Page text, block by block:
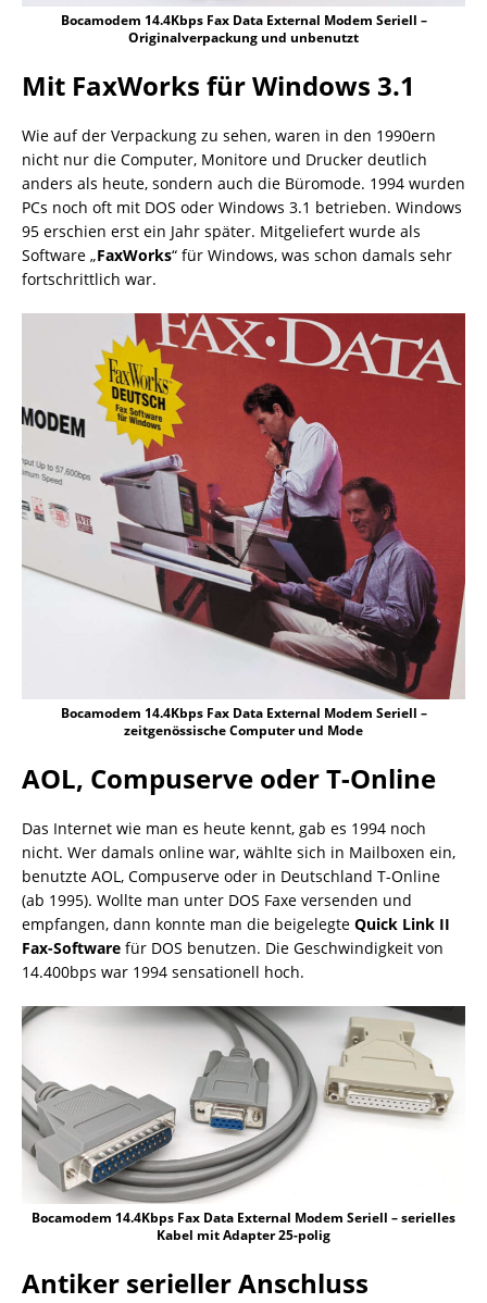
Bocamodem 14.4Kbps Fax Data External Modem Seriell –
Originalverpackung und unbenutzt
Mit FaxWorks für Windows 3.1
Wie auf der Verpackung zu sehen, waren in den 1990ern
nicht nur die Computer, Monitore und Drucker deutlich
anders als heute, sondern auch die Büromode. 1994 wurden
PCs noch oft mit DOS oder Windows 3.1 betrieben. Windows
95 erschien erst ein Jahr später. Mitgeliefert wurde als
Software „FaxWorks“ für Windows, was schon damals sehr
fortschrittlich war.
Bocamodem 14.4Kbps Fax Data External Modem Seriell –
zeitgenössische Computer und Mode
AOL, Compuserve oder T-Online
Das Internet wie man es heute kennt, gab es 1994 noch
nicht. Wer damals online war, wählte sich in Mailboxen ein,
benutzte AOL, Compuserve oder in Deutschland T-Online
(ab 1995). Wollte man unter DOS Faxe versenden und
empfangen, dann konnte man die beigelegte Quick Link II
Fax-Software für DOS benutzen. Die Geschwindigkeit von
14.400bps war 1994 sensationell hoch.
Bocamodem 14.4Kbps Fax Data External Modem Seriell – serielles
Kabel mit Adapter 25-polig
Antiker serieller Anschluss